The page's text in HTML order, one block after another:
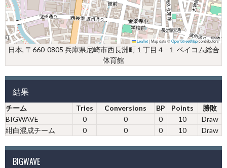
Leaflet|Map data ©OpenStreetMapcontributors
日本, 〒660-0805 兵庫県尼崎市西長洲町１丁目４−１ ベイコム総合
体育館
結果
チーム Tries Conversions BP Points
勝敗
BIGWAVE
0 0 0 10
Draw
紺白混成チーム
0 0 0 10 Draw
BIGWAVE